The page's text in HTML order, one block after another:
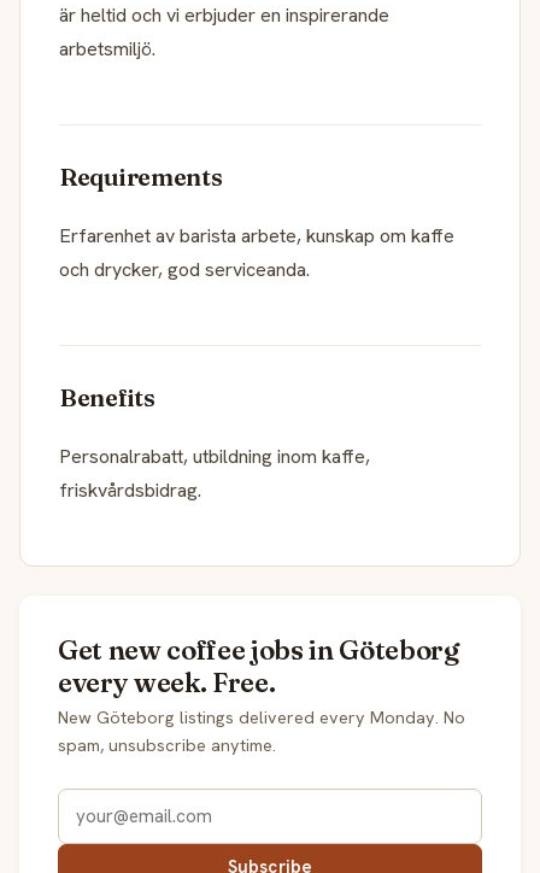
är heltid och vi erbjuder en inspirerande
arbetsmiljö.
Requirements
Erfarenhet av barista arbete, kunskap om kaffe
och drycker, god serviceanda.
Benefits
Personalrabatt, utbildning inom kaffe,
friskvårdsbidrag.
Get new coffee jobs in Göteborg
every week. Free.
New Göteborg listings delivered every Monday. No
spam, unsubscribe anytime.
Subscribe